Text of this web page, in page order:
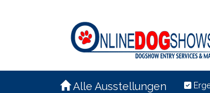
Alle Ausstellungen